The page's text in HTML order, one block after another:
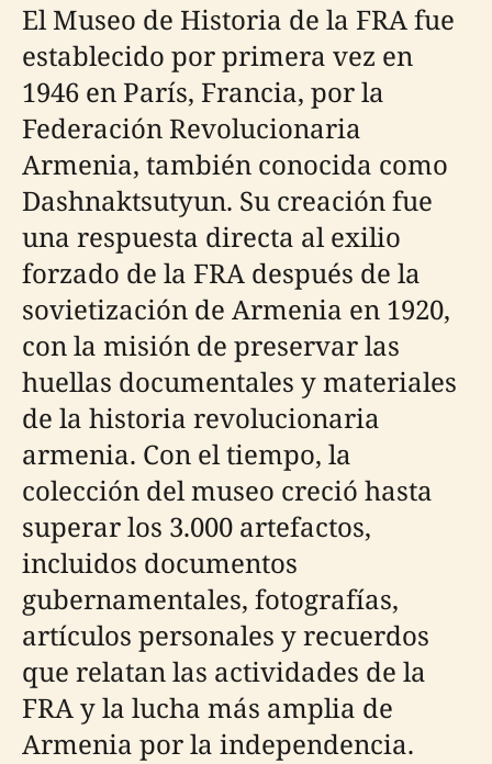
El Museo de Historia de la FRA fue
establecido por primera vez en
1946 en París, Francia, por la
Federación Revolucionaria
Armenia, también conocida como
Dashnaktsutyun. Su creación fue
una respuesta directa al exilio
forzado de la FRA después de la
sovietización de Armenia en 1920,
con la misión de preservar las
huellas documentales y materiales
de la historia revolucionaria
armenia. Con el tiempo, la
colección del museo creció hasta
superar los 3.000 artefactos,
incluidos documentos
gubernamentales, fotografías,
artículos personales y recuerdos
que relatan las actividades de la
FRA y la lucha más amplia de
Armenia por la independencia.